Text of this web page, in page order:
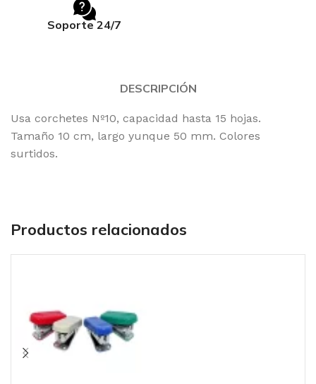
Soporte 24/7
DESCRIPCIÓN
Usa corchetes Nº10, capacidad hasta 15 hojas.
Tamaño 10 cm, largo yunque 50 mm. Colores
surtidos.
Productos relacionados